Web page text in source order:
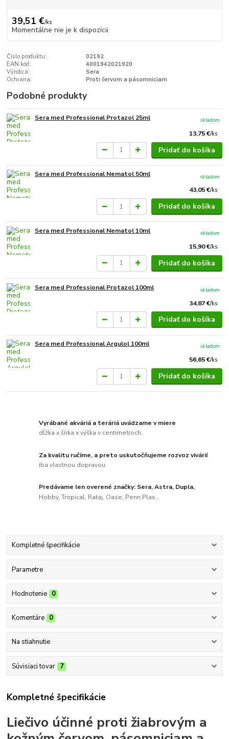
39,51 €/ks
Momentálne nie je k dispozícii
Číslo produktu:
02192
EAN kód:
4001942021920
Výrobca:
Sera
Ochrana:
Proti červom a pásomniciam
Podobné produkty
Sera med Professional Protazol 25ml
13,75 €/ks
skladom
Pridať do košíka
Sera med Professional Nematol 50ml
43,05 €/ks
skladom
Pridať do košíka
Sera med Professional Nematol 10ml
15,90 €/ks
skladom
Pridať do košíka
Sera med Professional Protazol 100ml
34,87 €/ks
skladom
Pridať do košíka
Sera med Professional Argulol 100ml
56,65 €/ks
skladom
Pridať do košíka
Vyrábané akváriá a teráriá uvádzame v miere
dĺžka x šírka x výška v centimetroch.
Za kvalitu ručíme, a preto uskutočňujeme rozvoz vivárií
iba vlastnou dopravou.
Predávame len overené značky: Sera, Astra, Dupla,
Hobby, Tropical, Rataj, Oase, Penn Plax...
Kompletné špecifikácie
Parametre
Hodnotenie 0
Komentáre 0
Na stiahnutie
Súvisiaci tovar 7
Kompletné špecifikácie
Liečivo účinné proti žiabrovým a